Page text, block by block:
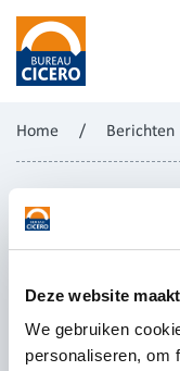
Deze website
We gebruiken
personaliseren, om
Home / Berichten